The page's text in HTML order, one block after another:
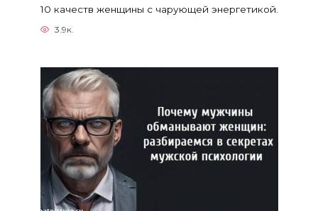
10 качеств женщины с чарующей энергетикой.
3.9к.